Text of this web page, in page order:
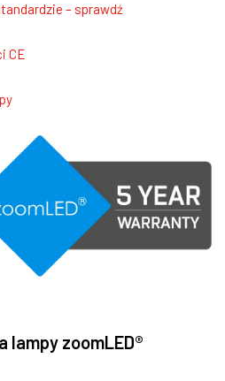
– sprawdź
CE
lampy zoomLED®